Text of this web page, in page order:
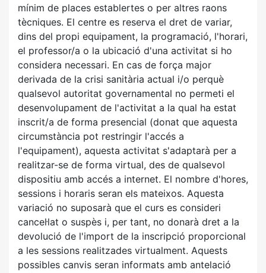
mínim de places establertes o per altres raons
tècniques. El centre es reserva el dret de variar,
dins del propi equipament, la programació, l'horari,
el professor/a o la ubicació d'una activitat si ho
considera necessari. En cas de força major
derivada de la crisi sanitària actual i/o perquè
qualsevol autoritat governamental no permeti el
desenvolupament de l'activitat a la qual ha estat
inscrit/a de forma presencial (donat que aquesta
circumstància pot restringir l'accés a
l'equipament), aquesta activitat s'adaptarà per a
realitzar-se de forma virtual, des de qualsevol
dispositiu amb accés a internet. El nombre d'hores,
sessions i horaris seran els mateixos. Aquesta
variació no suposarà que el curs es consideri
cancel·lat o suspès i, per tant, no donarà dret a la
devolució de l'import de la inscripció proporcional
a les sessions realitzades virtualment. Aquests
possibles canvis seran informats amb antelació